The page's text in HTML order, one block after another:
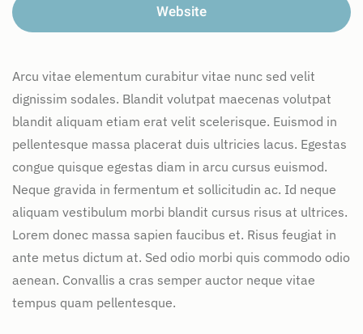
Website
Arcu vitae elementum curabitur vitae nunc sed velit
dignissim sodales. Blandit volutpat maecenas volutpat
blandit aliquam etiam erat velit scelerisque. Euismod in
pellentesque massa placerat duis ultricies lacus. Egestas
congue quisque egestas diam in arcu cursus euismod.
Neque gravida in fermentum et sollicitudin ac. Id neque
aliquam vestibulum morbi blandit cursus risus at ultrices.
Lorem donec massa sapien faucibus et. Risus feugiat in
ante metus dictum at. Sed odio morbi quis commodo odio
aenean. Convallis a cras semper auctor neque vitae
tempus quam pellentesque.